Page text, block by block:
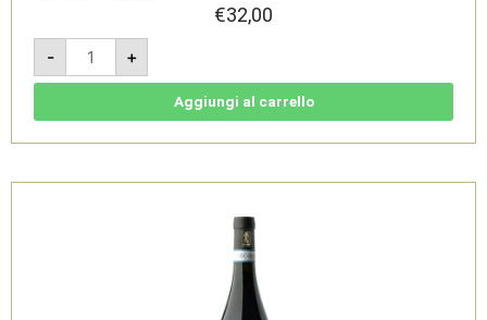
€32,00
-
Setecàpita
2021
-
Barbera
-
Caterina
+
Aggiungi al carrello